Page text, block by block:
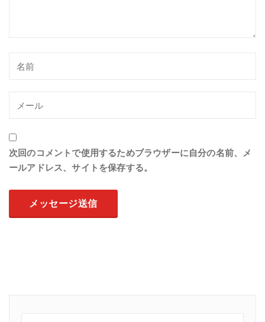
次回のコメントで使用するためブラウザーに自分の名前、メ
ールアドレス、サイトを保存する。